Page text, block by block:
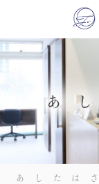
あ
あ し た は さ